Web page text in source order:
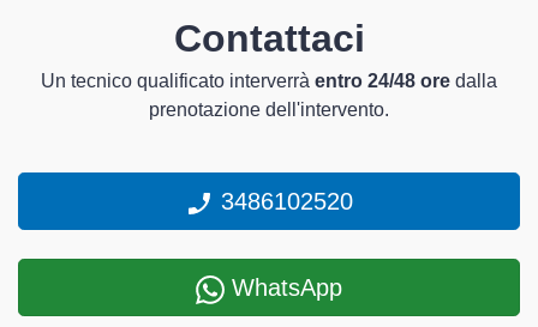
Contattaci
Un tecnico qualificato interverrà entro 24/48 ore dalla
prenotazione dell'intervento.
3486102520
WhatsApp